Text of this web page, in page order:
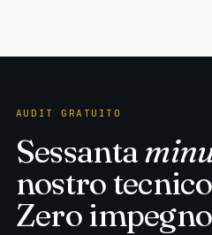
AUDIT GRATUITO
Sessanta
nostro
Zero